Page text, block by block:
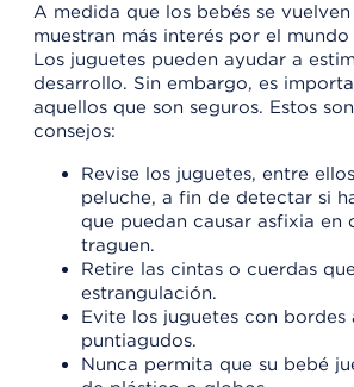
A medida que los bebés se
muestran más interés por el
Los juguetes pueden ayudar a
desarrollo. Sin embargo, es
aquellos que son seguros. Estos
consejos:
Revise los juguetes, entre
peluche, a fin de detectar si
que puedan causar asfixia en
traguen.
Retire las cintas o cuerdas
estrangulación.
Evite los juguetes con bordes
puntiagudos.
Nunca permita que su bebé